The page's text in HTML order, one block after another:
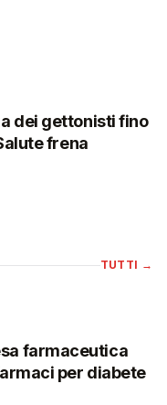
dei gettonisti fino
frena
TUTTI →
farmaceutica
per diabete